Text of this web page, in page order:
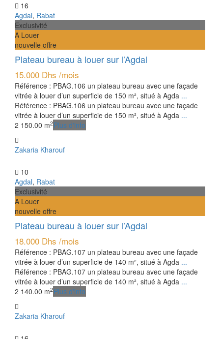
16
Agdal, Rabat
Exclusivité
A Louer
nouvelle offre
Plateau bureau à louer sur l’Agdal
15.000 Dhs /mois
Référence : PBAG.106 un plateau bureau avec une façade
vitrée à louer d’un superficie de 150 m², situé à Agda ...
Référence : PBAG.106 un plateau bureau avec une façade
vitrée à louer d’un superficie de 150 m², situé à Agda ...
2 150.00 m2Plus d'info
Zakaria Kharouf
10
Agdal, Rabat
Exclusivité
A Louer
nouvelle offre
Plateau bureau à louer sur l’Agdal
18.000 Dhs /mois
Référence : PBAG.107 un plateau bureau avec une façade
vitrée à louer d’un superficie de 140 m², situé à Agda ...
Référence : PBAG.107 un plateau bureau avec une façade
vitrée à louer d’un superficie de 140 m², situé à Agda ...
2 140.00 m2Plus d'info
Zakaria Kharouf